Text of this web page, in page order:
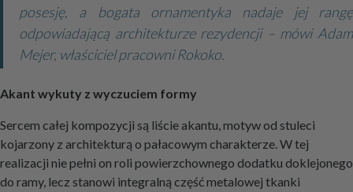
posesję, a bogata ornamentyka nadaje jej rangę
odpowiadającą architekturze rezydencji – mówi Adam
Mejer, właściciel pracowni Rokoko.
Akant wykuty z wyczuciem formy
Sercem całej kompozycji są liście akantu, motyw od stuleci
kojarzony z architekturą o pałacowym charakterze. W tej
realizacji nie pełni on roli powierzchownego dodatku doklejonego
do ramy, lecz stanowi integralną część metalowej tkanki